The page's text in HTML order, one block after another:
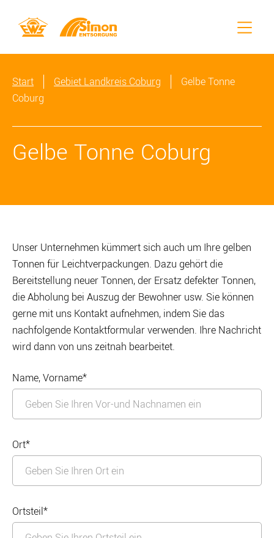
Start Gebiet Landkreis Coburg
Gelbe Tonne
Coburg
Gelbe Tonne Coburg
Unser Unternehmen kümmert sich auch um Ihre gelben
Tonnen für Leichtverpackungen. Dazu gehört die
Bereitstellung neuer Tonnen, der Ersatz defekter Tonnen,
die Abholung bei Auszug der Bewohner usw. Sie können
gerne mit uns Kontakt aufnehmen, indem Sie das
nachfolgende Kontaktformular verwenden. Ihre Nachricht
wird dann von uns zeitnah bearbeitet.
Name, Vorname*
Ort*
Ortsteil*